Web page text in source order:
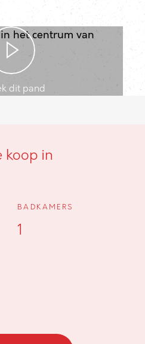
dit pand
koop in
BADKAMERS
1